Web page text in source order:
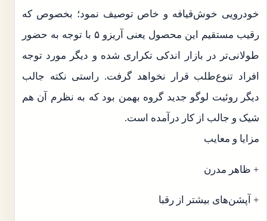
خودرویی خوش‌قیافه و خاص توصیف نمود؛ بخصوص که
رقیب مستقیم این محصول یعنی آریزو ۵ با توجه به حضور
طولانی‌تر در بازار اندکی تکراری شده و دیگر مورد توجه
افراد تنوع‌طلب قرار نخواهد گرفت. راستی نکته جالب
دیگر روئیت لوگو جدید گروه بهمن بود که به نظرم آن هم
شیک و جالب از کار درآمده است.
مزایا و معایب
+ ظاهر مدرن
+ آپشن‌های بیشتر از رقبا